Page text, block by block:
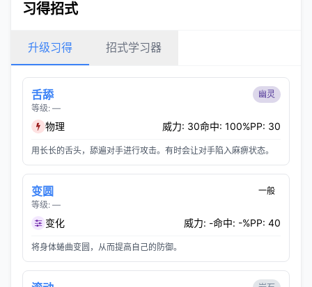
习得招式
升级习得 招式学习器
舌舔
等级: —
幽灵
物理 威力: 30命中: 100%PP: 30
用长长的舌头，舔遍对手进行攻击。有时会让对手陷入麻痹状态。
变圆
等级: —
一般
变化 威力: -命中: -%PP: 40
将身体蜷曲变圆，从而提高自己的防御。